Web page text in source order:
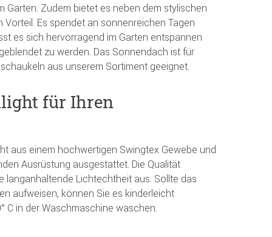
Garten. Zudem bietet es neben dem stylischen
Es spendet an sonnenreichen Tagen
es sich hervorragend im Garten entspannen
zu werden. Das Sonnendach ist für
aus unserem Sortiment geeignet.
für Ihren
aus einem hochwertigen Swingtex Gewebe und
Ausrüstung ausgestattet. Die Qualität
langanhaltende Lichtechtheit aus. Sollte das
aufweisen, können Sie es kinderleicht
C in der Waschmaschine waschen.